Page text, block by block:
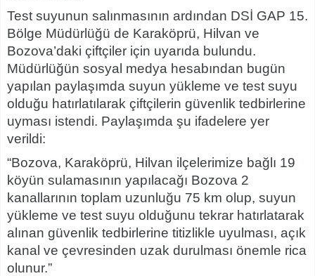
Test suyunun salınmasının ardından DSİ GAP 15.
Bölge Müdürlüğü de Karaköprü, Hilvan ve
Bozova’daki çiftçiler için uyarıda bulundu.
Müdürlüğün sosyal medya hesabından bugün
yapılan paylaşımda suyun yükleme ve test suyu
olduğu hatırlatılarak çiftçilerin güvenlik tedbirlerine
uyması istendi. Paylaşımda şu ifadelere yer
verildi:
“Bozova, Karaköprü, Hilvan ilçelerimize bağlı 19
köyün sulamasının yapılacağı Bozova 2
kanallarının toplam uzunluğu 75 km olup, suyun
yükleme ve test suyu olduğunu tekrar hatırlatarak
alınan güvenlik tedbirlerine titizlikle uyulması, açık
kanal ve çevresinden uzak durulması önemle rica
olunur.”